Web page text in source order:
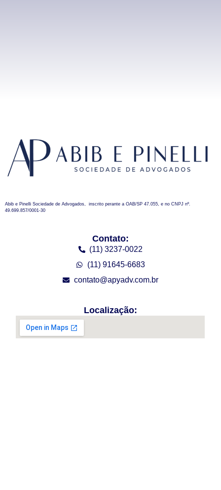
Abib e Pinelli Sociedade de Advogados, inscrito perante a OAB/SP 47.055, e no CNPJ nº.
49.699.857/0001-30
Contato:
(11) 3237-0022
(11) 91645-6683
contato@apyadv.com.br
Localização: